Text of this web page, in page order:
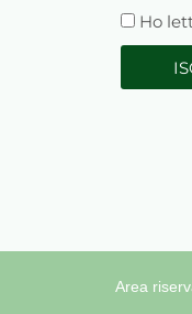
mail
Privacy
Ho
Area